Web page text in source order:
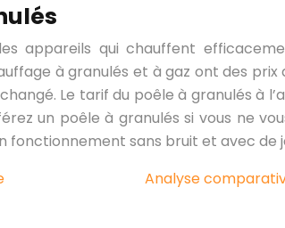
appareils qui chauffent
à granulés et à gaz ont des
Le tarif du poêle à granulés à
un poêle à granulés si vous ne
fonctionnement sans bruit et avec
Analyse